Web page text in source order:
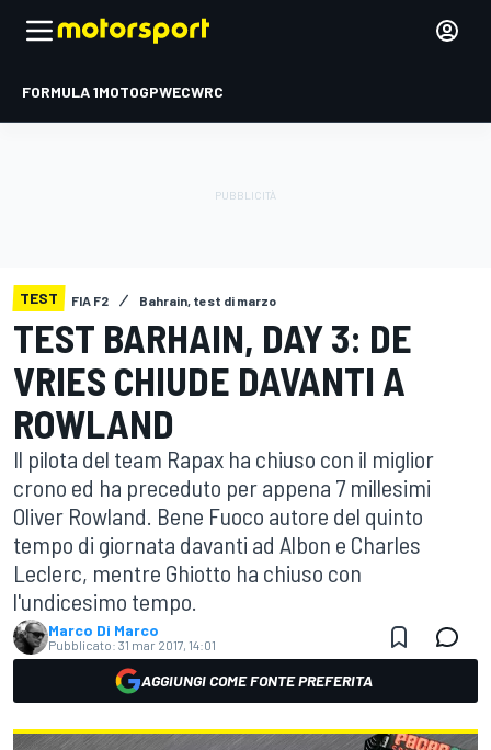
FORMULA 1MOTOGPWECWRC
TEST FIA F2 Bahrain, test di marzo
TEST BARHAIN, DAY 3: DE
VRIES CHIUDE DAVANTI A
ROWLAND
Il pilota del team Rapax ha chiuso con il miglior
crono ed ha preceduto per appena 7 millesimi
Oliver Rowland. Bene Fuoco autore del quinto
tempo di giornata davanti ad Albon e Charles
Leclerc, mentre Ghiotto ha chiuso con
l'undicesimo tempo.
Marco Di Marco
Pubblicato: 31 mar 2017, 14:01
AGGIUNGI COME FONTE PREFERITA